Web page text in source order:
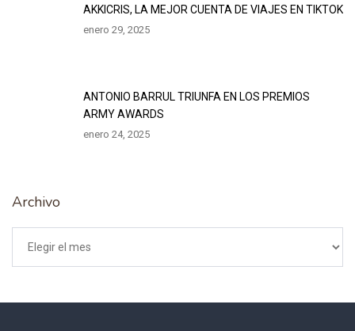
AKKICRIS, LA MEJOR CUENTA DE VIAJES EN TIKTOK
enero 29, 2025
ANTONIO BARRUL TRIUNFA EN LOS PREMIOS
ARMY AWARDS
enero 24, 2025
Archivo